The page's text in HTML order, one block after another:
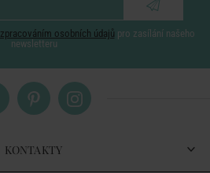
zpracováním osobních údajů pro zasílání našeho
newsletteru
KONTAKTY